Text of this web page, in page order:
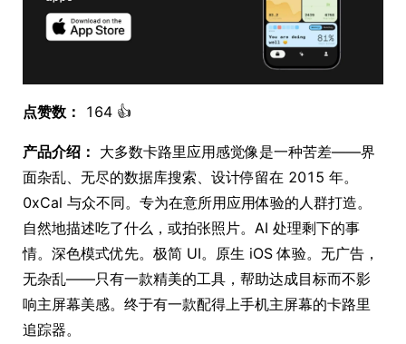
点赞数： 164 👍
产品介绍： 大多数卡路里应用感觉像是一种苦差——界
面杂乱、无尽的数据库搜索、设计停留在 2015 年。
0xCal 与众不同。专为在意所用应用体验的人群打造。
自然地描述吃了什么，或拍张照片。AI 处理剩下的事
情。深色模式优先。极简 UI。原生 iOS 体验。无广告，
无杂乱——只有一款精美的工具，帮助达成目标而不影
响主屏幕美感。终于有一款配得上手机主屏幕的卡路里
追踪器。